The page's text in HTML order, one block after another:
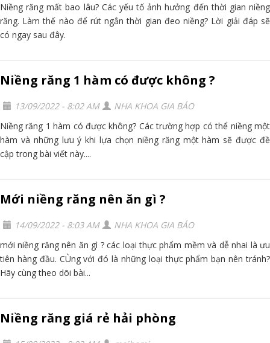
Niềng răng mất bao lâu? Các yếu tố ảnh hưởng đến thời gian niềng
răng. Làm thế nào để rút ngắn thời gian đeo niềng? Lời giải đáp sẽ
có ngay sau đây.
Niềng răng 1 hàm có được không ?
13/09/2022 - 8:02 AM
NHA KHOA GIA BẢO
Niềng răng 1 hàm có được không? Các trường hợp có thể niềng một
hàm và những lưu ý khi lựa chọn niềng răng một hàm sẽ được đề
cập trong bài viết này....
Mới niềng răng nên ăn gì ?
14/09/2022 - 8:03 AM
NHA KHOA GIA BẢO
mới niềng răng nên ăn gì ? các loại thực phẩm mềm và dễ nhai là ưu
tiên hàng đầu. CÙng với đó là những loại thực phẩm bạn nên tránh?
Hãy cùng theo dõi bài...
Niềng răng giá rẻ hải phòng